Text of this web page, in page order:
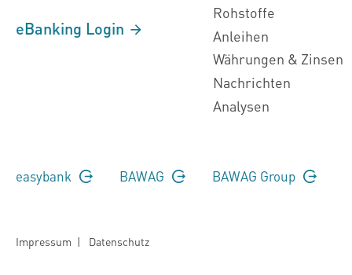
eBanking Login
Rohstoffe
Anleihen
Währungen & Zinsen
Nachrichten
Analysen
easybank BAWAG BAWAG Group
Impressum | Datenschutz